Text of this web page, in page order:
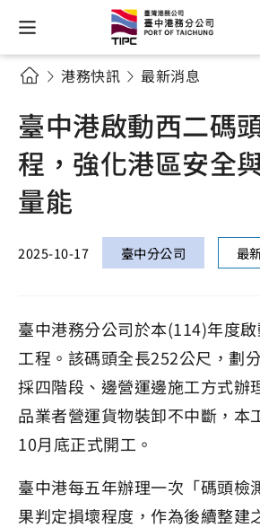
港務快訊 最新消息
臺中港啟動西二碼
程，強化港區安全
量能
2025-10-17 臺中分公司 最
臺中港務分公司於本(114)年度
工程。該碼頭全長252公尺，劃
採四階段、邊營運邊施工方式辦
品業者營運貨物裝卸不中斷，本
10月底正式開工。
臺中港每五年辦理一次「碼頭檢
果判定損壞程度，作為後續整建